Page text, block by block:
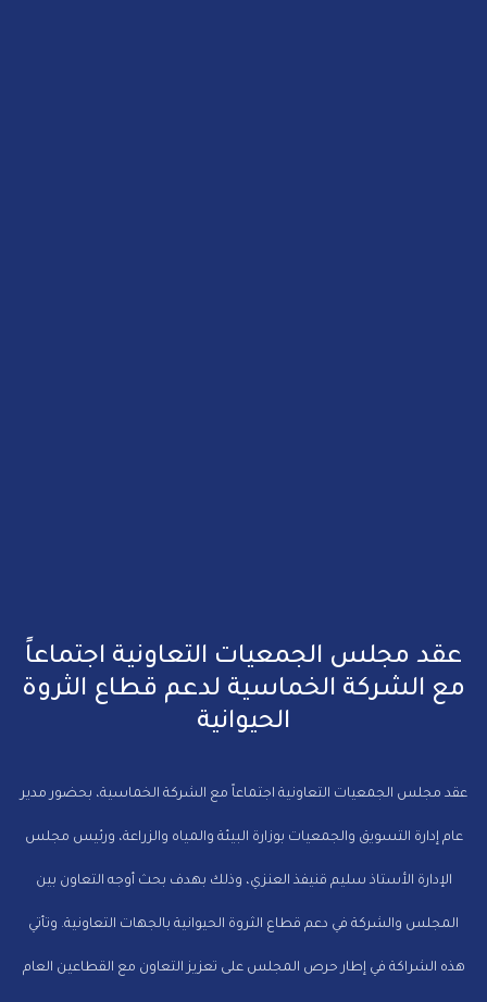
عقد مجلس الجمعيات التعاونية اجتماعاً
مع الشركة الخماسية لدعم قطاع الثروة
الحيوانية
عقد مجلس الجمعيات التعاونية اجتماعاً مع الشركة الخماسية، بحضور مدير
عام إدارة التسويق والجمعيات بوزارة البيئة والمياه والزراعة، ورئيس مجلس
الإدارة الأستاذ سليم قنيفذ العنزي، وذلك بهدف بحث أوجه التعاون بين
المجلس والشركة في دعم قطاع الثروة الحيوانية بالجهات التعاونية. وتأتي
هذه الشراكة في إطار حرص المجلس على تعزيز التعاون مع القطاعين العام